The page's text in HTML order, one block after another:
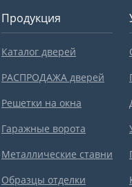
Продукция
Каталог дверей
РАСПРОДАЖА дверей
Решетки на окна
Гаражные ворота
Металлические ставни
Образцы отделки